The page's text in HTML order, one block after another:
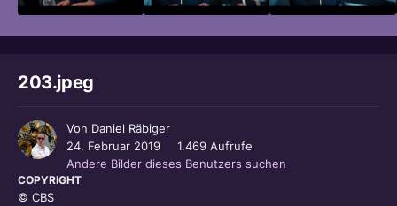
203.jpeg
Von Daniel Räbiger
24. Februar 2019
1.469 Aufrufe
Andere Bilder dieses Benutzers suchen
COPYRIGHT
© CBS